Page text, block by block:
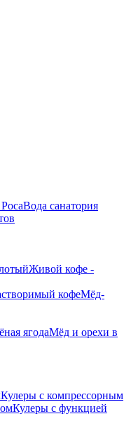
Вода санатория
Живой кофе -
кофеМёд-
ягодаМёд и орехи в
Кулеры с компрессорным
Кулеры с функцией